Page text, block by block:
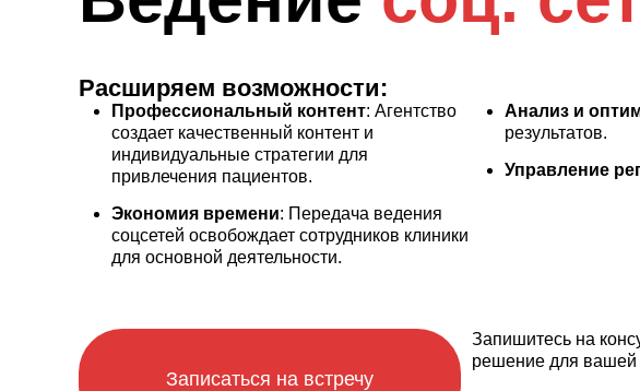
Расширяем возможности:
Профессиональный контент: Агентство
создает качественный контент и
индивидуальные стратегии для
привлечения пациентов.
Экономия времени: Передача ведения
соцсетей освобождает сотрудников клиники
для основной деятельности.
Анализ и
результатов.
Управление
Записаться на встречу
Запишитесь на
решение для вашей